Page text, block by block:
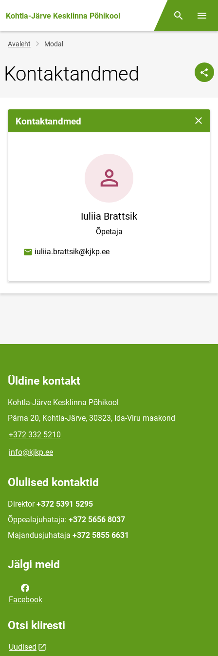
Kohtla-Järve Kesklinna Põhikool Otsing
Jälglink
Avaleht Modal
Kontaktandmed
Kontaktandmed Sulge
Iuliia Brattsik
Õpetaja
E-posti aadress
iuliia.brattsik@kjkp.ee
Üldine kontakt
Kohtla-Järve Kesklinna Põhikool
Pärna 20, Kohtla-Järve, 30323, Ida-Viru maakond
+372 332 5210
info@kjkp.ee
Olulised kontaktid
Direktor +372 5391 5295
Õppealajuhataja: +372 5656 8037
Majandusjuhataja +372 5855 6631
Jälgi meid
Facebook
Otsi kiiresti
Uudised